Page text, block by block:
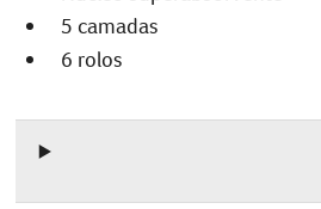
5 camadas
6 rolos